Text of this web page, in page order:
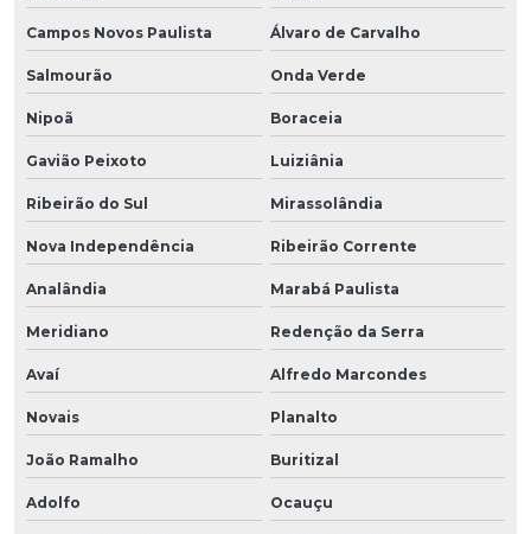
Campos Novos Paulista Álvaro de Carvalho
Salmourão Onda Verde
Nipoã Boraceia
Gavião Peixoto Luiziânia
Ribeirão do Sul Mirassolândia
Nova Independência Ribeirão Corrente
Analândia Marabá Paulista
Meridiano Redenção da Serra
Avaí Alfredo Marcondes
Novais Planalto
João Ramalho Buritizal
Adolfo Ocauçu